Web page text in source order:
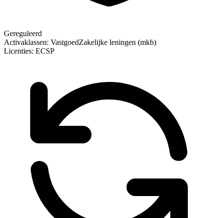
Gereguleerd
Activaklassen: VastgoedZakelijke leningen (mkb)
Licenties: ECSP